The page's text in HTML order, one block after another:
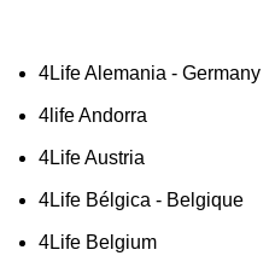
4Life Alemania - Germany
4life Andorra
4Life Austria
4Life Bélgica - Belgique
4Life Belgium